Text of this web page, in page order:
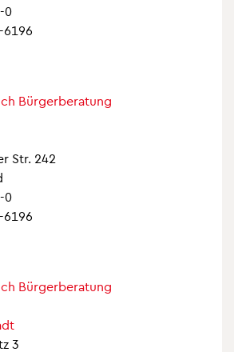
0
6196
Bürgerberatung
Str. 242
0
6196
Bürgerberatung
3